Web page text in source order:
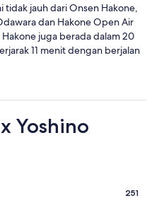
tidak jauh dari Onsen Hakone,
dan Hakone Open Air
juga berada dalam 20
11 menit dengan berjalan
Yoshino
251